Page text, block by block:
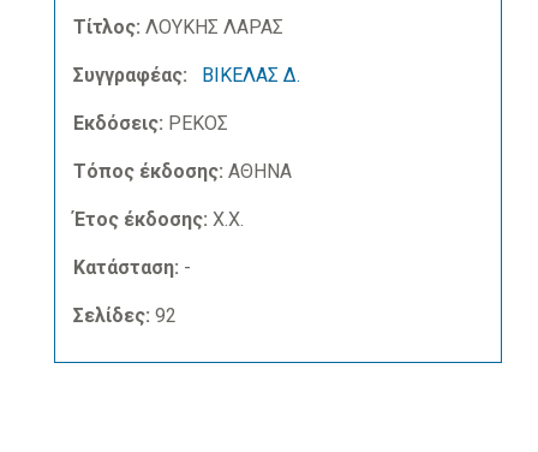
Τίτλος: ΛΟΥΚΗΣ ΛΑΡΑΣ
Συγγραφέας: ΒΙΚΕΛΑΣ Δ.
Εκδόσεις: ΡΕΚΟΣ
Τόπος έκδοσης: ΑΘΗΝΑ
Έτος έκδοσης: Χ.Χ.
Κατάσταση: -
Σελίδες: 92